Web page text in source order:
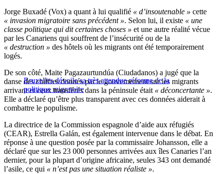
Jorge Buxadé (Vox) a quant à lui qualifié « d’insoutenable » cette
« invasion migratoire sans précédent ». Selon lui, il existe « une
classe politique qui dit certaines choses » et une autre réalité vécue
par les Canariens qui souffrent de l’insécurité ou de la
« destruction » des hôtels où les migrants ont été temporairement
logés.
Bruxelles dévoile sa très attendue réforme de la
politique migratoire
De son côté, Maite Pagazaurtundúa (Ciudadanos) a jugé que la
danse des chiffres donnés par le gouvernement sur les migrants
arrivant et ceux transférés dans la péninsule était « déconcertante ».
Elle a déclaré qu’être plus transparent avec ces données aiderait à
combattre le populisme.
La directrice de la Commission espagnole d’aide aux réfugiés
(CEAR), Estrella Galán, est également intervenue dans le débat. En
réponse à une question posée par la commissaire Johansson, elle a
déclaré que sur les 23 000 personnes arrivées aux îles Canaries l’an
dernier, pour la plupart d’origine africaine, seules 343 ont demandé
l’asile, ce qui « n’est pas une situation réaliste ».